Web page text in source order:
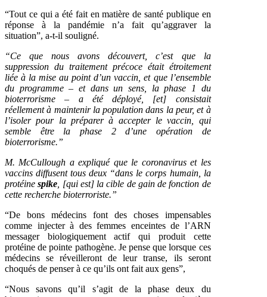
“Tout ce qui a été fait en matière de santé publique en
réponse à la pandémie n’a fait qu’aggraver la
situation”, a-t-il souligné.
“Ce que nous avons découvert, c’est que la
suppression du traitement précoce était étroitement
liée à la mise au point d’un vaccin, et que l’ensemble
du programme – et dans un sens, la phase 1 du
bioterrorisme – a été déployé, [et] consistait
réellement à maintenir la population dans la peur, et à
l’isoler pour la préparer à accepter le vaccin, qui
semble être la phase 2 d’une opération de
bioterrorisme.”
M. McCullough a expliqué que le coronavirus et les
vaccins diffusent tous deux “dans le corps humain, la
protéinespike , [qui est] la cible de gain de fonction de
cette recherche bioterroriste.”
“De bons médecins font des choses impensables
comme injecter à des femmes enceintes de l’ARN
messager biologiquement actif qui produit cette
protéine de pointe pathogène. Je pense que lorsque ces
médecins se réveilleront de leur transe, ils seront
choqués de penser à ce qu’ils ont fait aux gens”,
“Nous savons qu’il s’agit de la phase deux du